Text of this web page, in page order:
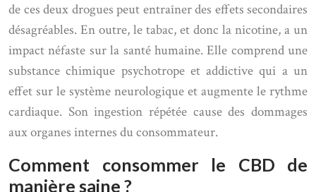
de ces deux drogues peut entraîner des effets secondaires
désagréables. En outre, le tabac, et donc la nicotine, a un
impact néfaste sur la santé humaine. Elle comprend une
substance chimique psychotrope et addictive qui a un
effet sur le système neurologique et augmente le rythme
cardiaque. Son ingestion répétée cause des dommages
aux organes internes du consommateur.
Comment consommer le CBD de
manière saine ?